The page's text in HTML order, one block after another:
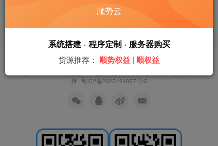
3个月前
友链申请 免责声明 广告合作 关于我们
持 · 粤ICP备2025491857号-5
顺势云
系统搭建 · 程序定制 · 服务器购买
货源推荐： 顺势权益 | 顺权益